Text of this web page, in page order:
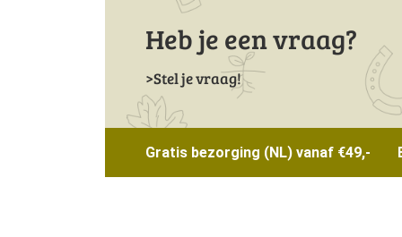
Heb je een vraag?
Stel je vraag!
Gratis bezorging (NL) vanaf €49,-